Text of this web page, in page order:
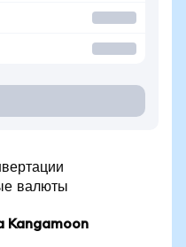
валюты
Kangamoon